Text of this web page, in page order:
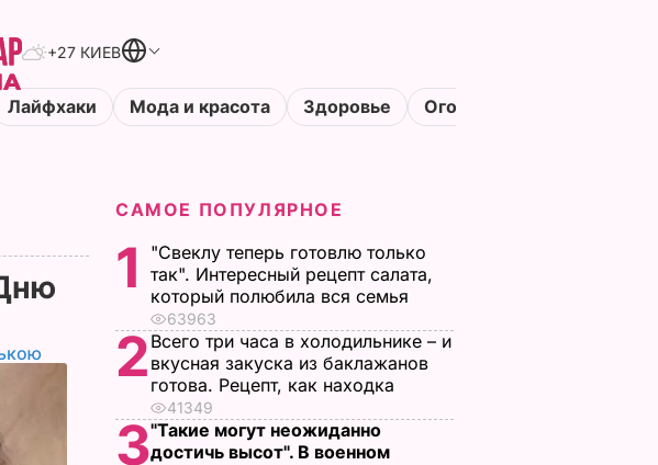
+27 КИЕВ
Лайфхаки Мода и красота Здоровье Огороды
САМОЕ ПОПУЛЯРНОЕ
1
"Свеклу теперь готовлю только
так". Интересный рецепт салата,
который полюбила вся семья
63963
2 Всего три часа в холодильнике – и
вкусная закуска из баклажанов
готова. Рецепт, как находка
41349
3"Такие могут неожиданно
достичь высот". В военном